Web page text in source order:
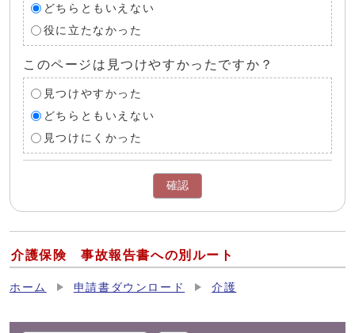
どちらともいえない
役に立たなかった
このページは見つけやすかったですか？
見つけやすかった
どちらともいえない
見つけにくかった
確認
介護保険 事故報告書への別ルート
ホーム 申請書ダウンロード 介護